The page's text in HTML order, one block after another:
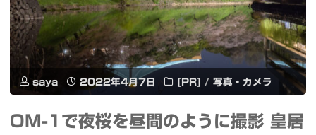
花
壇
と
江
北
富
山
城
公
saya 2022年4月7日 [PR] / 写真・カメラ
OM-1で夜桜を昼間のように撮影 皇居